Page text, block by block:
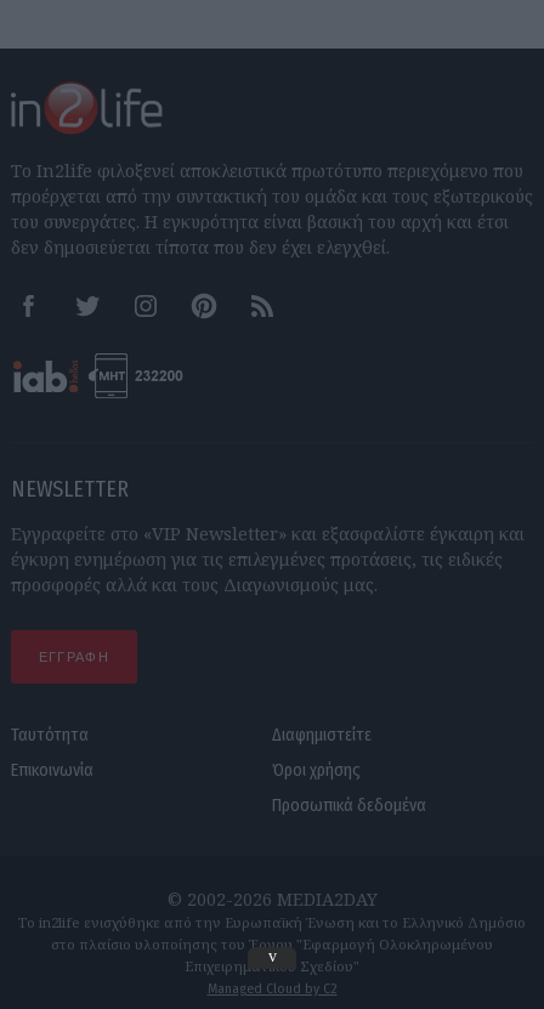
Το In2life φιλοξενεί αποκλειστικά πρωτότυπο περιεχόμενο που
προέρχεται από την συντακτική του ομάδα και τους εξωτερικούς
του συνεργάτες. Η εγκυρότητα είναι βασική του αρχή και έτσι
δεν δημοσιεύεται τίποτα που δεν έχει ελεγχθεί.
FacebookTwitter InstagramPinterestRSS feeds
NEWSLETTER
Εγγραφείτε στο «VIP Newsletter» και εξασφαλίστε έγκαιρη και
έγκυρη ενημέρωση για τις επιλεγμένες προτάσεις, τις ειδικές
προσφορές αλλά και τους Διαγωνισμούς μας.
ΕΓΓΡΑΦΗ
Ταυτότητα
Επικοινωνία
Διαφημιστείτε
Όροι χρήσης
Προσωπικά δεδομένα
© 2002-2026 MEDIA2DAY
Το in2life ενισχύθηκε από την Ευρωπαϊκή Ένωση και το Ελληνικό Δημόσιο
στο πλαίσιο υλοποίησης του Έργου "Εφαρμογή Ολοκληρωμένου
Επιχειρηματικού Σχεδίου"
Managed Cloud by C2
v